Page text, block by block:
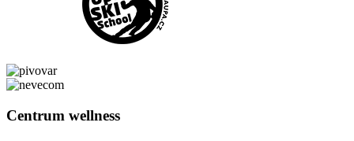
Centrum wellness